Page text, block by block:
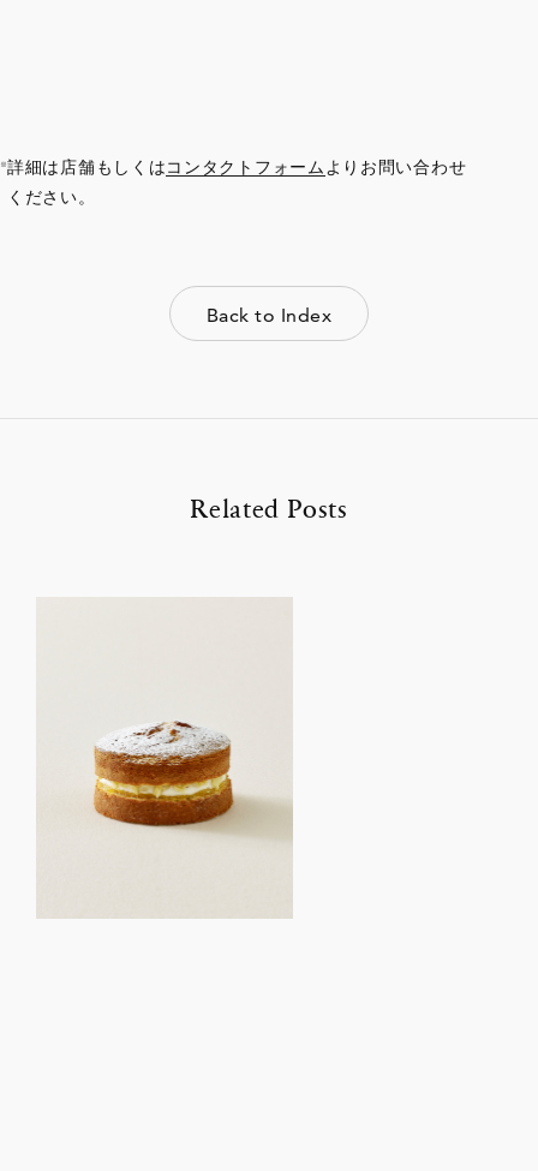
詳細は店舗もしくはコンタクトフォームよりお問い合わせ
ください。
Back to Index
Related Posts